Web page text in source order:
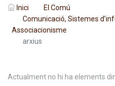
Inici
El Comú
Comunicació, Sistemes
Associacionisme
arxius
Actualment no hi ha elements